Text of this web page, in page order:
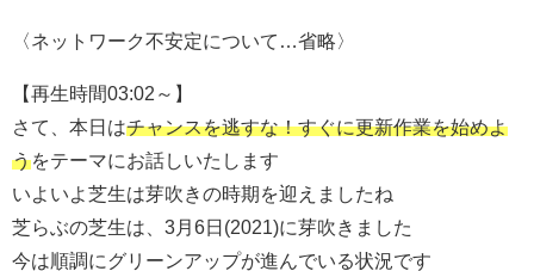
〈ネットワーク不安定について…省略〉
【再生時間03:02～】
さて、本日はチャンスを逃すな！すぐに更新作業を始めよ
うをテーマにお話しいたします
いよいよ芝生は芽吹きの時期を迎えましたね
芝らぶの芝生は、3月6日(2021)に芽吹きました
今は順調にグリーンアップが進んでいる状況です